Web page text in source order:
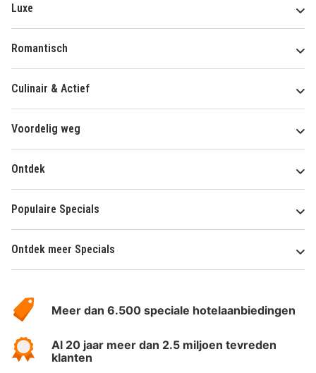
Luxe
Romantisch
Culinair & Actief
Voordelig weg
Ontdek
Populaire Specials
Ontdek meer Specials
HotelSpecials
Meer dan 6.500 speciale hotelaanbiedingen
Al 20 jaar meer dan 2.5 miljoen tevreden
klanten